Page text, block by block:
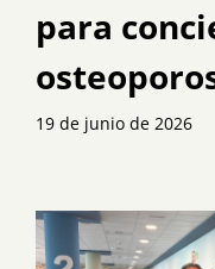
para
19 de junio de 2026